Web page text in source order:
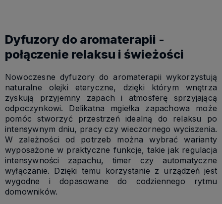
Dyfuzory do aromaterapii -
połączenie relaksu i świeżości
Nowoczesne dyfuzory do aromaterapii wykorzystują
naturalne olejki eteryczne, dzięki którym wnętrza
zyskują przyjemny zapach i atmosferę sprzyjającą
odpoczynkowi. Delikatna mgiełka zapachowa może
pomóc stworzyć przestrzeń idealną do relaksu po
intensywnym dniu, pracy czy wieczornego wyciszenia.
W zależności od potrzeb można wybrać warianty
wyposażone w praktyczne funkcje, takie jak regulacja
intensywności zapachu, timer czy automatyczne
wyłączanie. Dzięki temu korzystanie z urządzeń jest
wygodne i dopasowane do codziennego rytmu
domowników.